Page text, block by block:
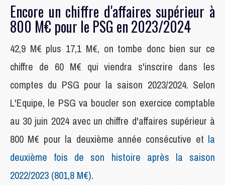
Encore un chiffre d'affaires supérieur à
800 M€ pour le PSG en 2023/2024
42,9 M€ plus 17,1 M€, on tombe donc bien sur ce
chiffre de 60 M€ qui viendra s'inscrire dans les
comptes du PSG pour la saison 2023/2024. Selon
L'Equipe, le PSG va boucler son exercice comptable
au 30 juin 2024 avec un chiffre d'affaires supérieur à
800 M€ pour la deuxième année consécutive et la
deuxième fois de son histoire après la saison
2022/2023 (801,8 M€).